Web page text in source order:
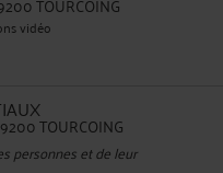
vidéo
TOURCOING
personnes et de leur